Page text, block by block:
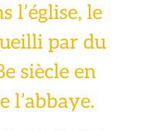
l’église, le
par du
siècle en
l’abbaye.